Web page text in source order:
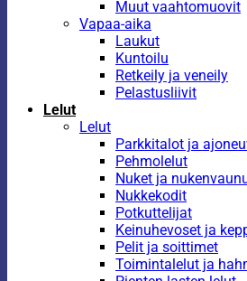
Muut vaahtomuovit
Vapaa-aika
Laukut
Kuntoilu
Retkeily ja veneily
Pelastusliivit
Lelut
Lelut
Parkkitalot ja
Pehmolelut
Nuket ja
Nukkekodit
Potkuttelijat
Keinuhevoset ja
Pelit ja soittimet
Toimintalelut ja